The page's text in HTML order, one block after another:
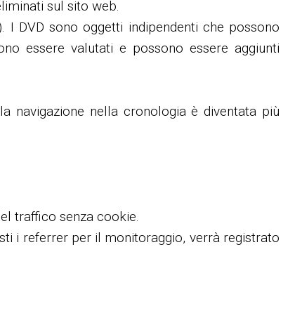
sul sito web.
DVD sono oggetti indipendenti che possono
essere valutati e possono essere aggiunti
navigazione nella cronologia è diventata più
traffico senza cookie.
i referrer per il monitoraggio, verrà registrato